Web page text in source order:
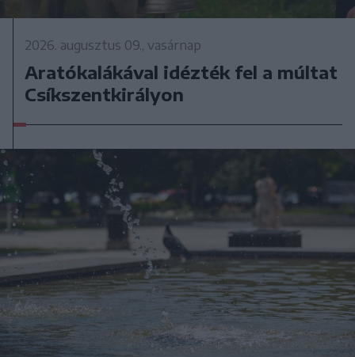
2026. augusztus 09., vasárnap
Aratókalákával idézték fel a múltat
Csíkszentkirályon